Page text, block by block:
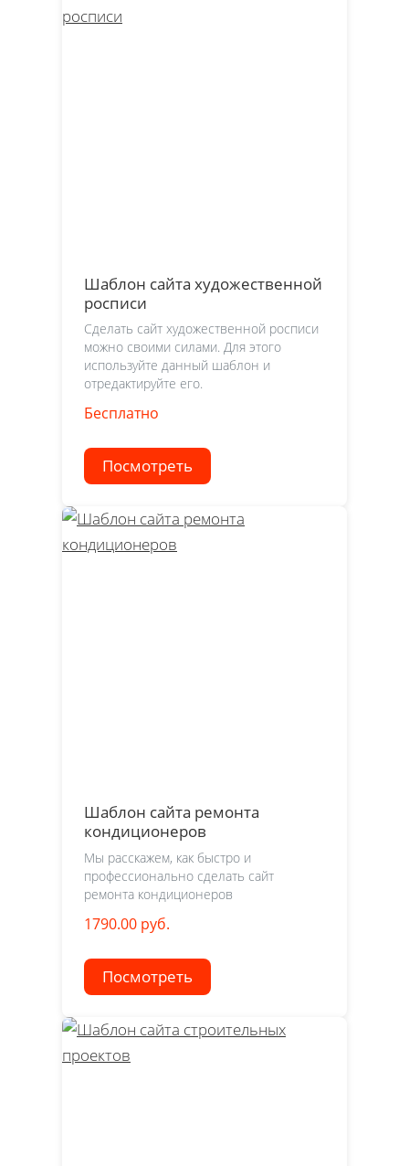
Шаблон сайта художественной
росписи
Сделать сайт художественной росписи
можно своими силами. Для этого
используйте данный шаблон и
отредактируйте его.
Бесплатно
Посмотреть
Шаблон сайта ремонта
кондиционеров
Мы расскажем, как быстро и
профессионально сделать сайт
ремонта кондиционеров
1790.00 руб.
Посмотреть